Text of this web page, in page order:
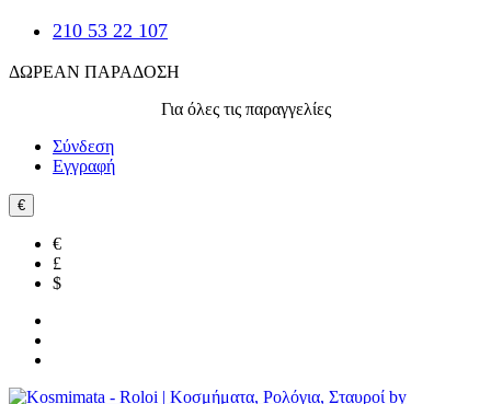
210 53 22 107
ΔΩΡΕΑΝ ΠΑΡΑΔΟΣΗ
Για όλες τις παραγγελίες
Σύνδεση
Εγγραφή
€
€
£
$